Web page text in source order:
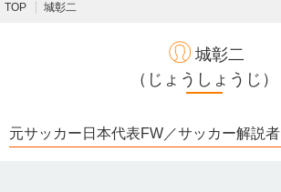
TOP 城彰二
城彰二
（じょうしょうじ）
元サッカー日本代表FW／サッカー解説者